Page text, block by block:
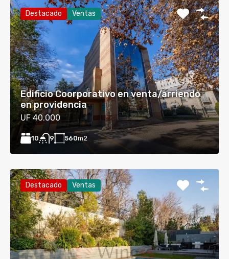
Destacado Ventas
Edificio Coorporativo en venta/arriendo
en providencia
UF 40.000
10 9 560m2
Destacado Ventas